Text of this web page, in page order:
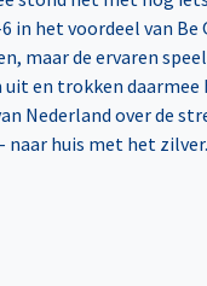
in het voordeel van Be
maar de ervaren
en trokken daarmee
Nederland over de
naar huis met het zilver.